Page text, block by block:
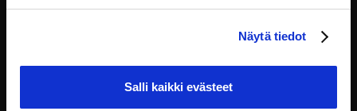
Näytä tiedot
Salli kaikki evästeet
Perhekeskusajokortti-koulutuksessa opit
Viestintä ja vuorovaikutus